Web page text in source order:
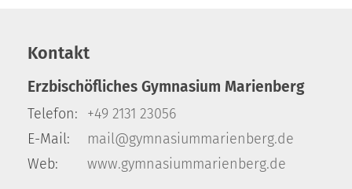
Kontakt
Erzbischöfliches Gymnasium Marienberg
Telefon:
+49 2131 23056
E-Mail:
mail@gymnasiummarienberg.de
Web:
www.gymnasiummarienberg.de